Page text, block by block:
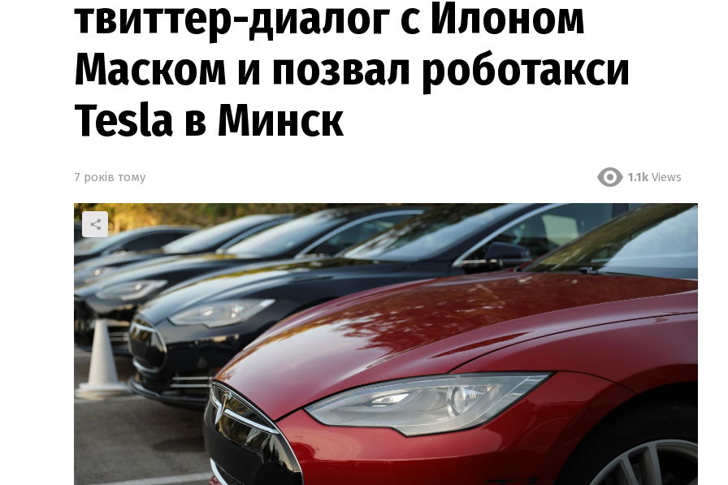
твиттер-диалог с Илоном
Маском и позвал роботакси
Tesla в Минск
7 років тому 1.1k Views